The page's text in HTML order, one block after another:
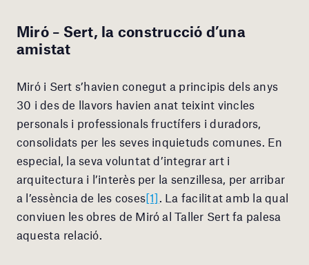
Miró – Sert, la construcció d’una
amistat
Miró i Sert s’havien conegut a principis dels anys
30 i des de llavors havien anat teixint vincles
personals i professionals fructífers i duradors,
consolidats per les seves inquietuds comunes. En
especial, la seva voluntat d’integrar art i
arquitectura i l’interès per la senzillesa, per arribar
a l’essència de les coses[1] . La facilitat amb la qual
conviuen les obres de Miró al Taller Sert fa palesa
aquesta relació.